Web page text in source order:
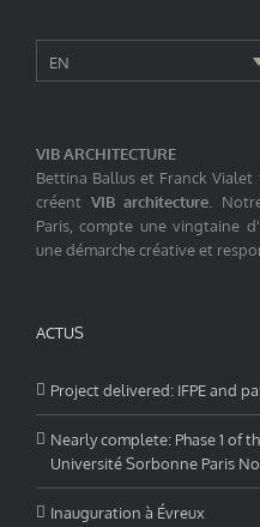
EN
VIB ARCHITECTURE
Bettina Ballus et Franck
créent VIB architecture.
Paris, compte une vingtaine
une démarche créative et
ACTUS
Project delivered: IFPE and
Nearly complete: Phase 1 of
Université Sorbonne Paris
Inauguration à Évreux